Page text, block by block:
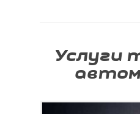
Услуги